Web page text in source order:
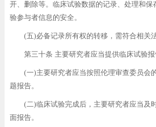
开、删除等。临床试验数据的记录、处理和保
验参与者信息的安全。
(五)必备记录所有权的转移，需符合相关法
第三十条 主要研究者应当提供临床试验报
(一)主要研究者应当按照伦理审查委员会
题报告。
(二)临床试验完成后，主要研究者应当及
面报告。